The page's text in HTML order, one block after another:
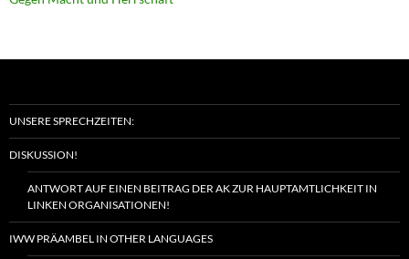
UNSERE SPRECHZEITEN:
DISKUSSION!
ANTWORT AUF EINEN BEITRAG DER AK ZUR HAUPTAMTLICHKEIT IN
LINKEN ORGANISATIONEN!
IWW PRÄAMBEL IN OTHER LANGUAGES